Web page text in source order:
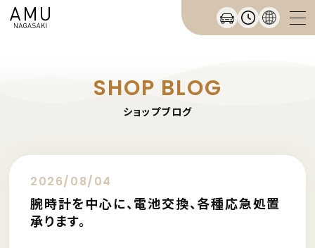
SHOP BLOG
ショップブログ
2026/08/04
腕時計を中心に、電池交換、各種応急処置
承ります。